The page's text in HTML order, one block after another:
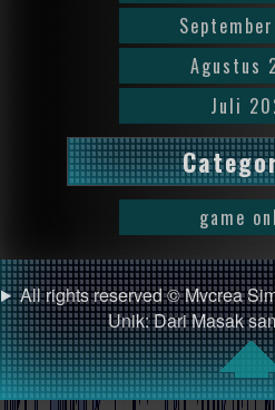
Agustus
Juli
game
All rights reserved © Mvcrea
Unik: Dari Masak